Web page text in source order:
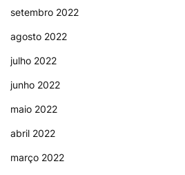
setembro 2022
agosto 2022
julho 2022
junho 2022
maio 2022
abril 2022
março 2022